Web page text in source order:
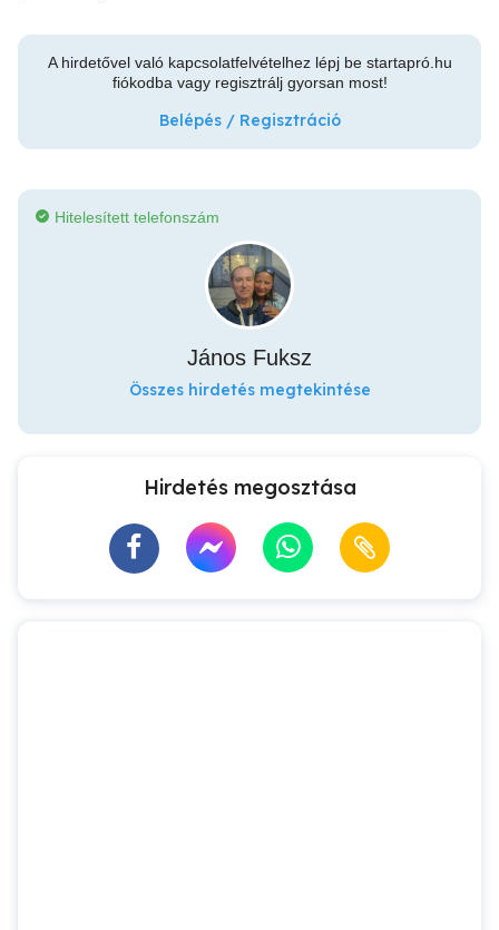
A hirdetővel való kapcsolatfelvételhez lépj be startapró.hu
fiókodba vagy regisztrálj gyorsan most!
Belépés / Regisztráció
Hitelesített telefonszám
János Fuksz
Összes hirdetés megtekintése
Hirdetés megosztása